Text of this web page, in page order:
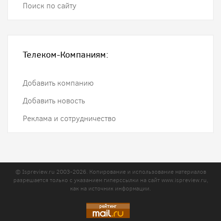
Поиск по сайту
Телеком-Компаниям:
Добавить компанию
Добавить новость
Реклама и сотрудничество
© Ispreview.ru 2003-2026. Копирование и использование материалов
разрешается только с указанием гиперссылки на сайтwww.ispreview.ru,
как на источник информации.